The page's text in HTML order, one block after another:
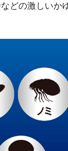
どの激しいか